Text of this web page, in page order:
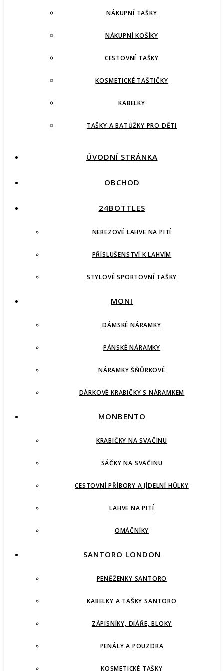
NÁKUPNÍ TAŠKY
NÁKUPNÍ KOŠÍKY
CESTOVNÍ TAŠKY
KOSMETICKÉ TAŠTIČKY
KABELKY
TAŠKY A BATŮŽKY PRO DĚTI
ÚVODNÍ STRÁNKA
OBCHOD
24BOTTLES
NEREZOVÉ LAHVE NA PITÍ
PŘÍSLUŠENSTVÍ K LAHVÍM
STYLOVÉ SPORTOVNÍ TAŠKY
MONI
DÁMSKÉ NÁRAMKY
PÁNSKÉ NÁRAMKY
NÁRAMKY ŠŇŮRKOVÉ
DÁRKOVÉ KRABIČKY S NÁRAMKEM
MONBENTO
KRABIČKY NA SVAČINU
SÁČKY NA SVAČINU
CESTOVNÍ PŘÍBORY A JÍDELNÍ HŮLKY
LAHVE NA PITÍ
OMÁČNÍKY
SANTORO LONDON
PENĚŽENKY SANTORO
KABELKY A TAŠKY SANTORO
ZÁPISNÍKY, DIÁŘE, BLOKY
PENÁLY A POUZDRA
KOSMETICKÉ TAŠKY